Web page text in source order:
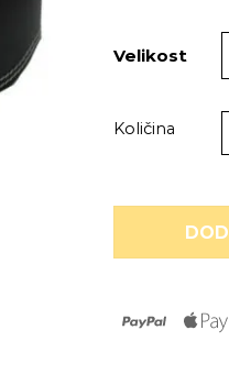
Velikost
Količina
PayPal